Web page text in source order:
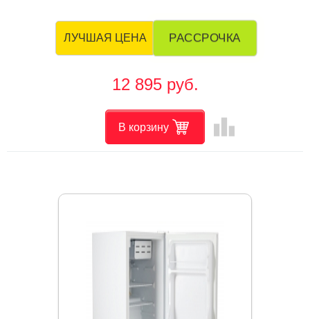
ЛУЧШАЯ ЦЕНА РАССРОЧКА
12 895 руб.
В корзину leaderboard